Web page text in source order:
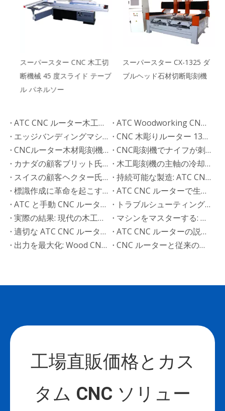
スーパースター CNC 木工切
断機械 45 度スライド テーブ
ル パネルソー
スーパースター CX-1325 ダ
ブルヘッド石材切断彫刻機
ATC CNC ルーター木工機械 B2 ポーランドへの輸出
ATC Woodworking CNCルーター彫刻機がシンガポールに輸出されました
エッジバンディングマシンの9つの機能をご紹介
CNC 木彫りルーター 1325 をバーレーンに輸出
CNCルーター木材彫刻機のエラー解決策
CNC彫刻機でナイフが刺さる問題を解決する方法
カナダの顧客ブリット氏が Superstar CNC 3015 ファイバーレーザー切断機を購入しました
木工彫刻機の主軸の冷却方法
スイスの顧客ヘクター氏が Superstar CNC 円筒彫刻機を購入
持続可能な製造: ATC CNC ルーターが環境に優しい生産を推進する方法
標識作成に革命を起こす: ATC CNC ルーターのアプリケーションとケーススタディ
ATC CNC ルーターで生産効率を高める方法: 5 つの専門家のヒント
ATC と手動 CNC ルーター: どちらのマシンがあなたのビジネスに適合しますか? (2026年比較)
トラブルシューティング ガイド: 一般的な ATC CNC ルーターの障害と解決策
実際の結果: 現代の木工における ATC CNC ルーターの応用
マシンをマスターする: 究極の ATC CNC ルーター操作およびメンテナンス ガイド
適切な ATC CNC ルーターの選び方: 究極の購入ガイド (2026)
ATC CNC ルーターの説明: 技術仕様、特徴、機能ガイド
出力を最大化: Wood CNC ルーターの設定を最適化して効率を高める方法
CNC ルーターと従来の木工ツール: どちらが最適ですか?
工場直販価格とカス
タム CNC ソリュー